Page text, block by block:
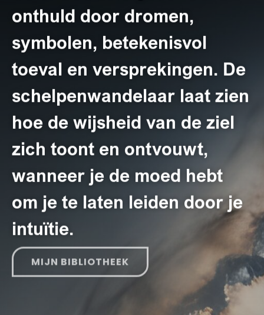
onthuld door dromen,
symbolen, betekenisvol
toeval en versprekingen. De
schelpenwandelaar laat zien
hoe de wijsheid van de ziel
zich toont en ontvouwt,
wanneer je de moed hebt
om je te laten leiden door je
intuïtie.
MIJN BIBLIOTHEEK